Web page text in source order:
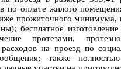
по оплате жилого
прожиточного
бесплатное
протезами, протезно-
расходов на проезд по
также